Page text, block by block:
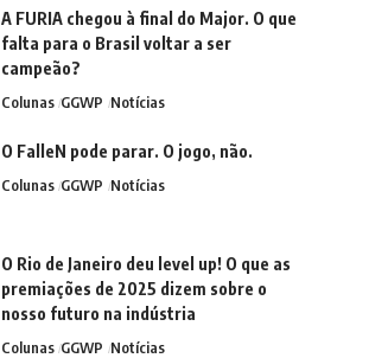
A FURIA chegou à final do Major. O que
falta para o Brasil voltar a ser
campeão?
Colunas GGWP Notícias
O FalleN pode parar. O jogo, não.
Colunas GGWP Notícias
O Rio de Janeiro deu level up! O que as
premiações de 2025 dizem sobre o
nosso futuro na indústria
Colunas GGWP Notícias